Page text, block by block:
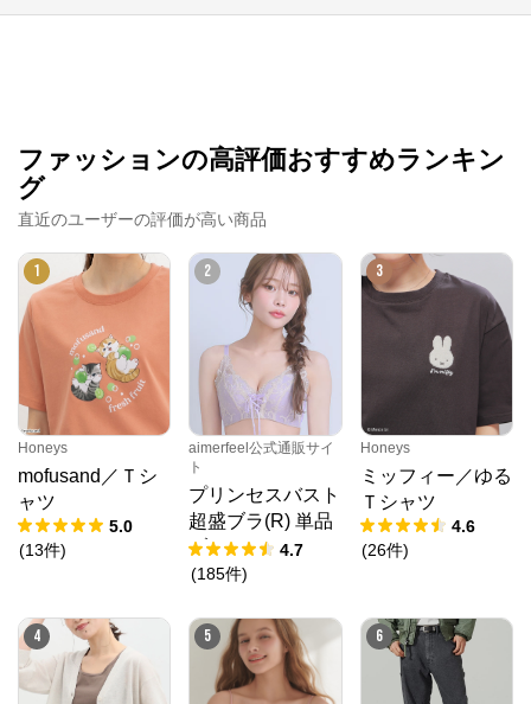
ファッションの高評価おすすめランキン
グ
直近のユーザーの評価が高い商品
1
Honeys
mofusand／Ｔシ
ャツ
5.0
(13件)
2
aimerfeel公式通販サイ
ト
プリンセスバスト
超盛ブラ(R) 単品
ブラジャー4.7
(185件)
3
Honeys
ミッフィー／ゆる
Ｔシャツ
4.6
(26件)
4 5 6
クロスプラス オンラインストア
公式ECサイト
※外部サイトが開きます
クロスプラス　オンラインストア
からのコメン
ト
N.O.R.C (ノーク)、JUNKO SHIMADA (ジュンコシマ
ダ) 、ATSURO TAYAMA（アツロウ タヤマ）、
(デコイ)、Petit Honfleur (プチオンフルール)、
DERMASHARE (ダーマシェア)など、20 代～ 40 代の
大人女子ブランドを中心に、多くの人気ブランドをラ
インナップ。
レディースファッションを中心に、ライフスタイルを